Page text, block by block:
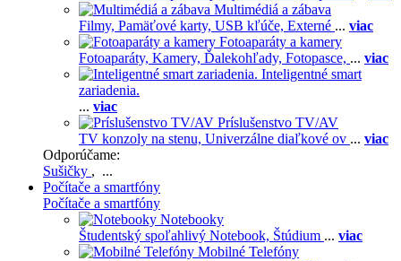
Multimédiá a zábava
Filmy, Pamäťové karty, USB kľúče, Externé ... viac
Fotoaparáty a kamery
Fotoaparáty, Kamery, Ďalekohľady, Fotopasce, ... viac
Inteligentné smart
zariadenia.
... viac
Príslušenstvo TV/AV
TV konzoly na stenu, Univerzálne diaľkové ov ... viac
Odporúčame:
Sušičky , ...
Počítače a smartfóny
Počítače a smartfóny
Notebooky
Študentský spoľahlivý Notebook, Štúdium ... viac
Mobilné Telefóny